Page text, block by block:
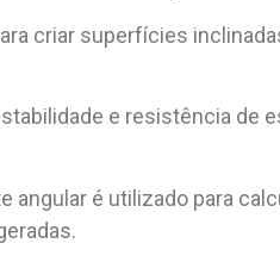
criar superfícies
e resistência de
angular é utilizado para